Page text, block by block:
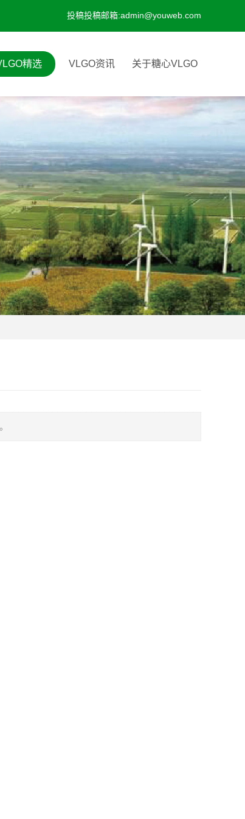
投稿投稿邮箱:admin@youweb.com
精选 VLGO资讯 关于糖心VLGO